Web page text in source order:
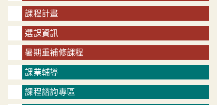
課程計畫
選課資訊
暑期重補修課程
課業輔導
課程諮詢專區